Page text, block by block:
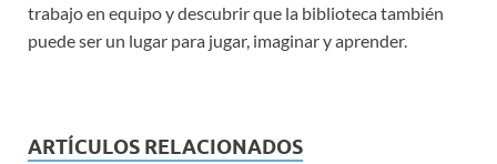
trabajo en equipo y descubrir que la biblioteca también
puede ser un lugar para jugar, imaginar y aprender.
ARTÍCULOS RELACIONADOS